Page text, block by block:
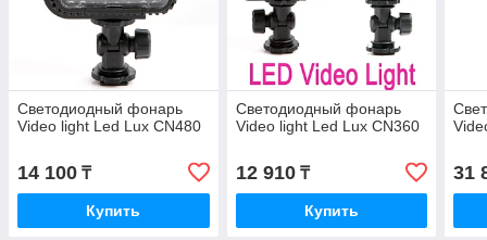
Светодиодный фонарь
Video light Led Lux CN480
14 100 ₸
Купить
Светодиодный фонарь
Video light Led Lux CN360
12 910₸
Купить
31